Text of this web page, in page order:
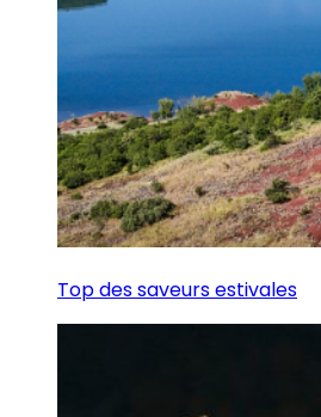
Top des saveurs estivales